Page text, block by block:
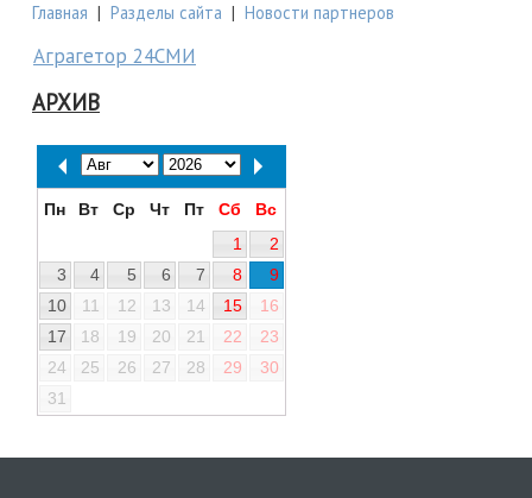
Главная | Разделы сайта | Новости партнеров
Аграгетор 24СМИ
АРХИВ
Пн Вт Ср Чт Пт Сб
Вс
1
2
3
4 5 6 7 8
9
10
11 12 13 14 15
16
17
18 19 20 21 22
23
24
25 26 27 28 29
30
31